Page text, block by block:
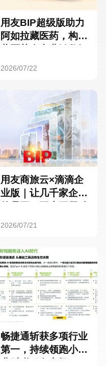
用友BIP超级版助力
阿如拉藏医药，构建
2026/07/22
用友商旅云×滴滴企
业版｜让几千家企业
2026/07/21
畅捷通斩获多项行业
第一，持续领跑小微